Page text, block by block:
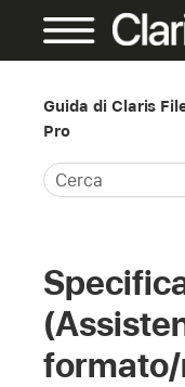
Guida di Claris
Pro